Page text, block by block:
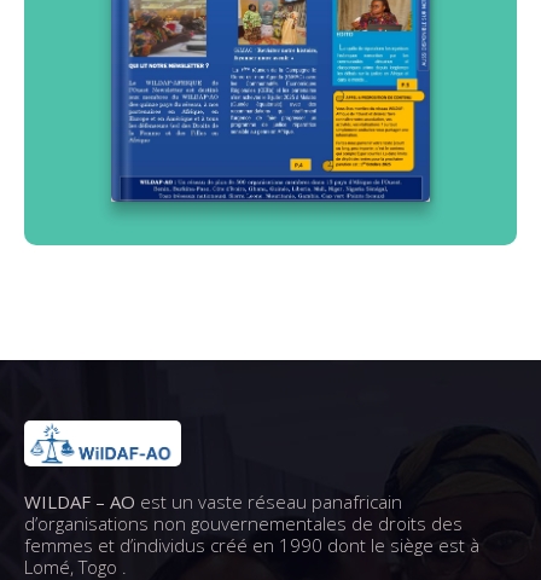
WILDAF – AO est un vaste réseau panafricain
d’organisations non gouvernementales de droits des
femmes et d’individus créé en 1990 dont le siège est à
Lomé, Togo .